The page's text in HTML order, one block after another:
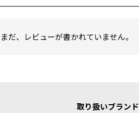
まだ、レビューが書かれていません。
取り扱いブランド